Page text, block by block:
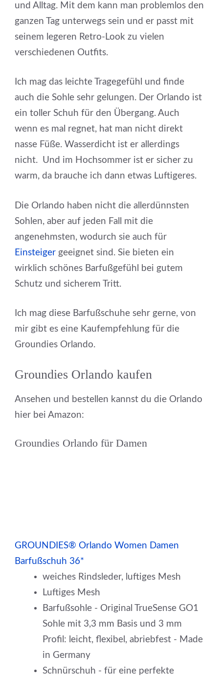
und Alltag. Mit dem kann man problemlos den
ganzen Tag unterwegs sein und er passt mit
seinem legeren Retro-Look zu vielen
verschiedenen Outfits.
Ich mag das leichte Tragegefühl und finde
auch die Sohle sehr gelungen. Der Orlando ist
ein toller Schuh für den Übergang. Auch
wenn es mal regnet, hat man nicht direkt
nasse Füße. Wasserdicht ist er allerdings
nicht. Und im Hochsommer ist er sicher zu
warm, da brauche ich dann etwas Luftigeres.
Die Orlando haben nicht die allerdünnsten
Sohlen, aber auf jeden Fall mit die
angenehmsten, wodurch sie auch für
Einsteiger geeignet sind. Sie bieten ein
wirklich schönes Barfußgefühl bei gutem
Schutz und sicherem Tritt.
Ich mag diese Barfußschuhe sehr gerne, von
mir gibt es eine Kaufempfehlung für die
Groundies Orlando.
Groundies Orlando kaufen
Ansehen und bestellen kannst du die Orlando
hier bei Amazon:
Groundies Orlando für Damen
GROUNDIES® Orlando Women Damen
Barfußschuh 36*
weiches Rindsleder, luftiges Mesh
Luftiges Mesh
Barfußsohle - Original TrueSense GO1
Sohle mit 3,3 mm Basis und 3 mm
Profil: leicht, flexibel, abriebfest - Made
in Germany
Schnürschuh - für eine perfekte